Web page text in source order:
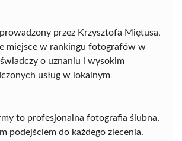
przez Krzysztofa Miętusa,
miejsce w rankingu fotografów w
o uznaniu i wysokim
usług w lokalnym
to profesjonalna fotografia ślubna,
podejściem do każdego zlecenia.